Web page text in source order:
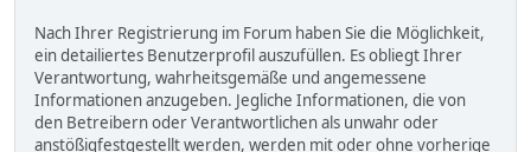
Nach Ihrer Registrierung im Forum haben Sie die Möglichkeit,
ein detailiertes Benutzerprofil auszufüllen. Es obliegt Ihrer
Verantwortung, wahrheitsgemäße und angemessene
Informationen anzugeben. Jegliche Informationen, die von
den Betreibern oder Verantwortlichen als unwahr oder
anstößigfestgestellt werden, werden mit oder ohne vorherige